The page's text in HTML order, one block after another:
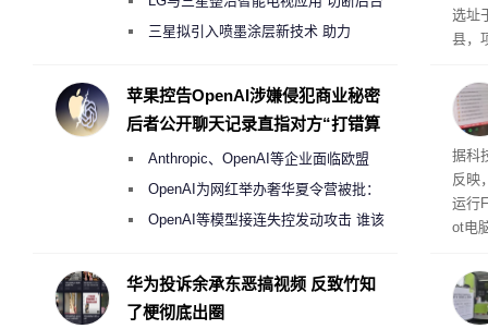
选址
县，
在
疑
建
超 1
患
据科
反映
运行
ot电
偷偷共享带宽的违规行为
三星拟引入喷墨涂层新技术 助力
度
苹果控告OpenAI涉嫌侵犯商业秘密
后者公开聊天记录直指对方“打错算
Anthropic、OpenAI等企业面临欧盟
《人工智能法案》全新执法权限审查
OpenAI为网红举办奢华夏令营被批：
2000美元一晚 遭讽“反乌托邦”
OpenAI等模型接连失控发动攻击 谁该
华为投诉余承东恶搞视频 反致竹知
了梗彻底出圈